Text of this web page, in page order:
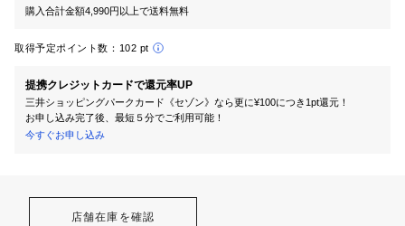
購入合計金額4,990円以上で送料無料
取得予定ポイント数： 102 pt
提携クレジットカードで還元率UP
三井ショッピングパークカード《セゾン》なら更に¥100につき1pt還元！
お申し込み完了後、最短５分でご利用可能！
今すぐお申し込み
店舗在庫を確認